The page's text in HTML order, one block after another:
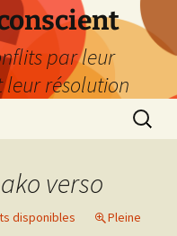
par leur
leur résolution
verso
disponibles
Pleine